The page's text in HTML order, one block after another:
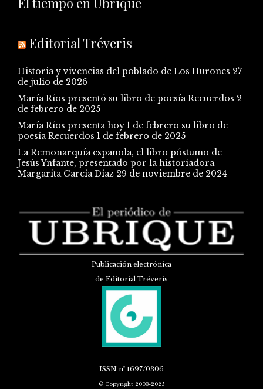
Editorial Tréveris
Historia y vivencias del poblado de Los Hurones 27
de julio de 2026
María Ríos presentó su libro de poesía Recuerdos 2
de febrero de 2025
María Ríos presenta hoy 1 de febrero su libro de
poesía Recuerdos 1 de febrero de 2025
La Remonarquía española, el libro póstumo de
Jesús Ynfante, presentado por la historiadora
Margarita García Díaz 29 de noviembre de 2024
Publicación electrónica
de Editorial Tréveris
ISSN nº 1697/0306
© Copyright 2003-2025